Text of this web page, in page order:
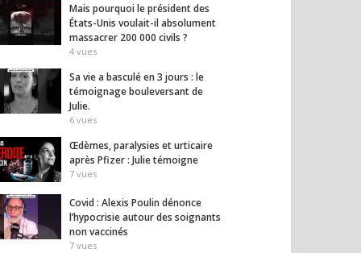
c’est traverser
de la peur
« 2027 sera l’élection de la
dernière chance » —
Mais pourquoi le président des
États-Unis voulait-il absolument
massacrer 200 000 civils ?
4 vues
Sa vie a basculé en 3 jours : le
témoignage bouleversant de
Julie.
6 vues
Œdèmes, paralysies et urticaire
après Pfizer : Julie témoigne
7 vues
Covid : Alexis Poulin dénonce
l’hypocrisie autour des soignants
non vaccinés
7 vues